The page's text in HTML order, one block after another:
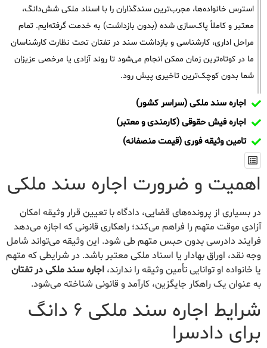
استرس خانواده‌ها، مجرب‌ترین سندگذاران را با اسناد ملکی شش‌دانگ،
معتبر و کاملاً پاک‌سازی شده (بدون بازداشت) به خدمت گرفته‌ایم. تمام
مراحل اداری، کارشناسی و بازداشت سند در تفتان تحت نظارت کارشناسان
ما در کوتاه‌ترین زمان ممکن انجام می‌شود تا روند آزادی یا مرخصی عزیزان
شما بدون کوچک‌ترین تاخیری پیش رود.
اجاره سند ملکی (سراسر کشور)
اجاره فیش حقوقی (کارمندی و معتبر)
تامین وثیقه فوری (قیمت منصفانه)
اهمیت و ضرورت اجاره سند ملکی
در بسیاری از پرونده‌های قضایی، دادگاه با تعیین قرار وثیقه امکان
آزادی موقت متهم را فراهم می‌کند؛ راهکاری قانونی که اجازه می‌دهد
فرایند دادرسی بدون حبس متهم طی شود. این وثیقه می‌تواند شامل
وجه نقد، اوراق بهادار یا اسناد ملکی معتبر باشد. در شرایطی که متهم
یا خانواده او توانایی تأمین وثیقه را ندارند، اجاره سند ملکی در تفتان
به عنوان یک راهکار جایگزین، کارآمد و قانونی شناخته می‌شود.
شرایط اجاره سند ملکی ۶ دانگ
برای دادسرا